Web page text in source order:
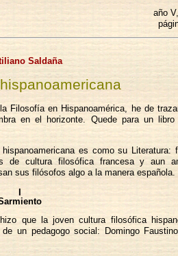
año
Saldaña
Filosofía en Hispanoamérica, he de
en el horizonte. Quede para un libro
es como su Literatura:
de cultura filosófica francesa y aun
sus filósofos algo a la manera española.
I
que la joven cultura filosófica
un pedagogo social: Domingo